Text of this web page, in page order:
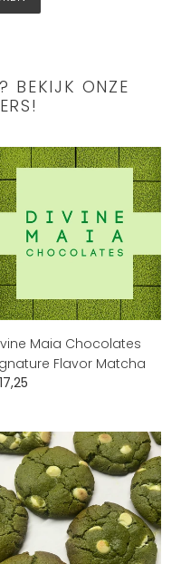
BEKIJK ONZE
Maia Chocolates
Flavor Matcha